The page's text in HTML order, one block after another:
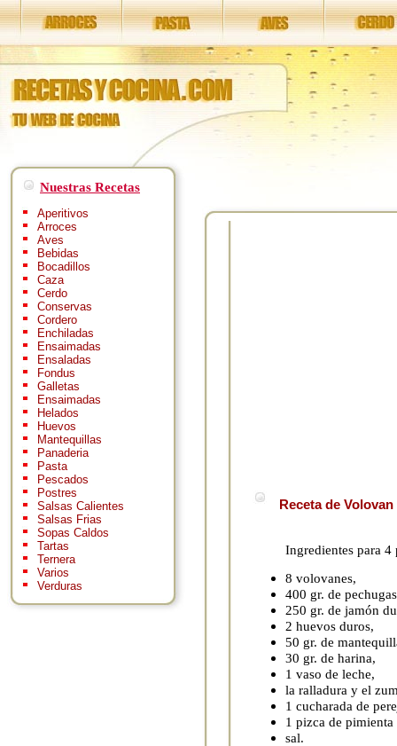
Nuestras Recetas
Aperitivos
Arroces
Aves
Bebidas
Bocadillos
Caza
Cerdo
Conservas
Cordero
Enchiladas
Ensaimadas
Ensaladas
Fondus
Galletas
Ensaimadas
Helados
Huevos
Mantequillas
Panaderia
Pasta
Pescados
Postres
Salsas Calientes
Salsas Frias
Sopas Caldos
Tartas
Ternera
Varios
Verduras
Receta de
Ingredientes para 4
8 volovanes,
400 gr. de
250 gr. de jamón
2 huevos duros,
50 gr. de
30 gr. de harina,
1 vaso de leche,
la ralladura y el
1 cucharada de
1 pizca de
sal.